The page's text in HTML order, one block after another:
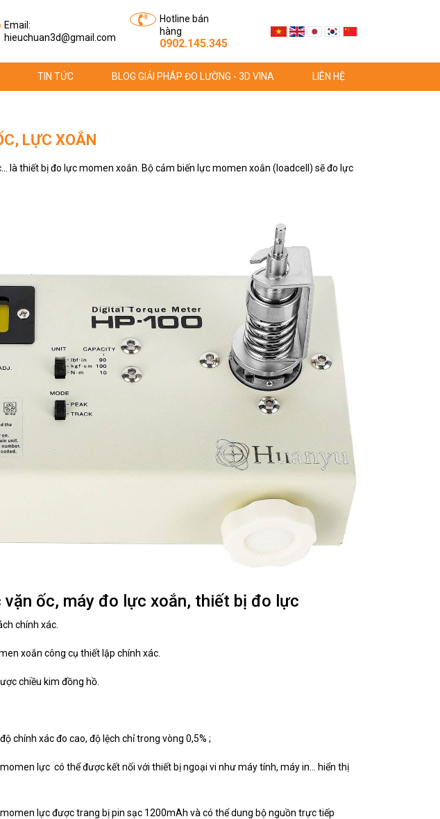
Email:
hieuchuan3d@gmail.com
Hotline bán
hàng
0902.145.345
TIN TỨC BLOG GIẢI PHÁP ĐO LƯỜNG - 3D VINA LIÊN HỆ
LỰC XOẮN
là thiết bị đo lực momen xoắn. Bộ cảm biến lực momen xoắn (loadcell) sẽ đo lực
ốc, máy đo lực xoắn, thiết bị đo lực
chính xác.
xoắn công cụ thiết lập chính xác.
chiều kim đồng hồ.
chính xác đo cao, độ lệch chỉ trong vòng 0,5% ;
lực có thể được kết nối với thiết bị ngoại vi như máy tính, máy in… hiển thị
lực được trang bị pin sạc 1200mAh và có thể dung bộ nguồn trực tiếp